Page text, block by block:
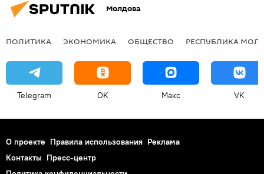
Молдова
ПОЛИТИКА ЭКОНОМИКА ОБЩЕСТВО РЕСПУБЛИКА
Telegram OK Макс VK
О проекте Правила использования Реклама
Контакты Пресс-центр